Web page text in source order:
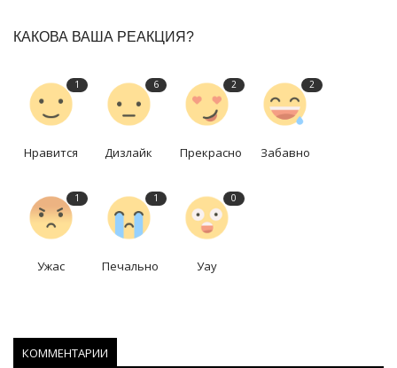
КАКОВА ВАША РЕАКЦИЯ?
1
Нравится
6
Дизлайк
2
Прекрасно
2
Забавно
1
Ужас
1
Печально
0
Уау
КОММЕНТАРИИ